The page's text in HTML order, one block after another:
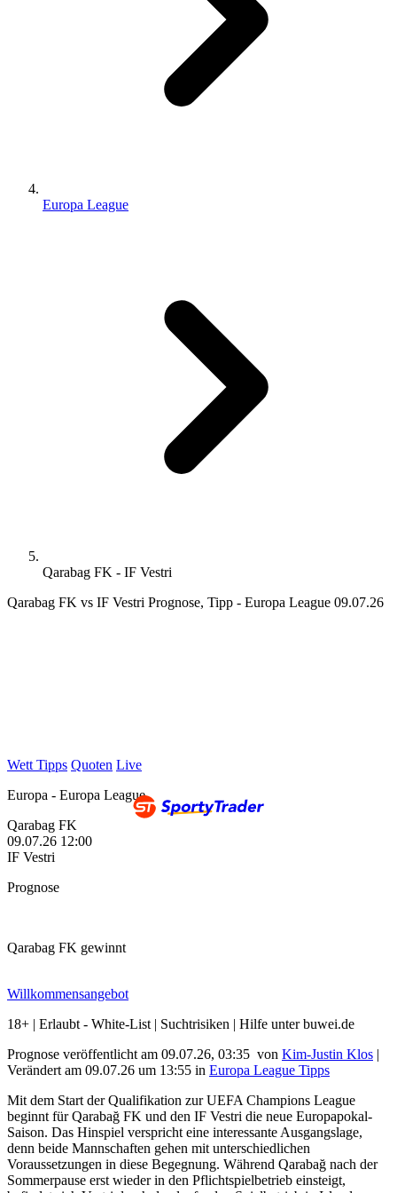
Europa League
Qarabag FK - IF Vestri
Qarabag FK vs IF Vestri Prognose, Tipp - Europa League 09.07.26
Wett Tipps Quoten Live
Europa - Europa League
Qarabag FK
09.07.26 12:00
IF Vestri
Prognose
Qarabag FK gewinnt
Willkommensangebot
18+ | Erlaubt - White-List | Suchtrisiken | Hilfe unter buwei.de
Prognose veröffentlicht am 09.07.26, 03:35 von Kim-Justin Klos |
Verändert am 09.07.26 um 13:55 in Europa League Tipps
Mit dem Start der Qualifikation zur UEFA Champions League
beginnt für Qarabağ FK und den IF Vestri die neue Europapokal-
Saison. Das Hinspiel verspricht eine interessante Ausgangslage,
denn beide Mannschaften gehen mit unterschiedlichen
Voraussetzungen in diese Begegnung. Während Qarabağ nach der
Sommerpause erst wieder in den Pflichtspielbetrieb einsteigt,